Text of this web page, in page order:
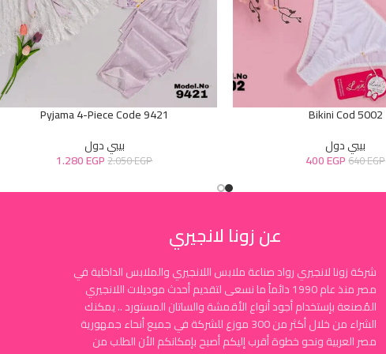
Bikini Cod 5002
بيبي دول
640EGP
400EGP
Pyjama 4-Piece Code 9421
بيبي دول
2.050EGP
1.280EGP
عن زونا لانجيري
شركة زونا لانجيري رواد صناعة ملابس اللانجيري والملابس الداخلية في
مصر منذ عام 1990 دائماً ما نسعى لتقديم أحدث موديلات اللانجيري
المُصنعة بإستخدام أجود أنواع الأقمشة والساتان المستورد .. يمكنك
الشراء من خلال أكثر من 300 موزع للشركة في جميع أنحاء جمهورية
مصر العربية ونحو خطوة أقرب إليكم أصبح بإمكانكم الأن الطلب من